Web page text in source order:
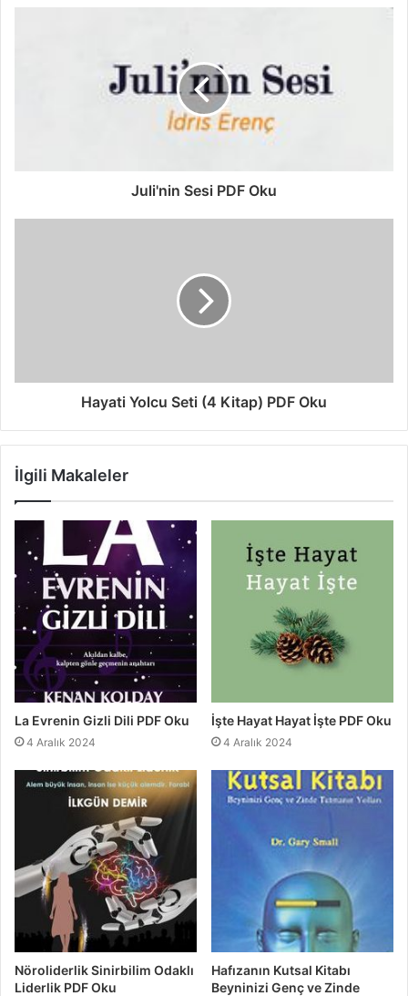
Juli'nin Sesi PDF Oku
Hayati Yolcu Seti (4 Kitap) PDF Oku
İlgili Makaleler
La Evrenin Gizli Dili PDF Oku
4 Aralık 2024
İşte Hayat Hayat İşte PDF Oku
4 Aralık 2024
Nöroliderlik Sinirbilim Odaklı
Liderlik PDF Oku
Hafızanın Kutsal Kitabı
Beyninizi Genç ve Zinde